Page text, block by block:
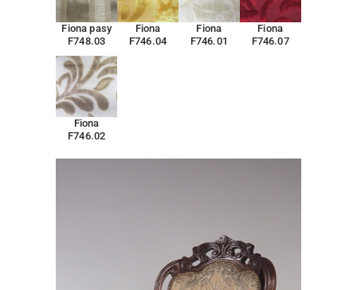
Fiona pasy
F748.03
Fiona
F746.04
Fiona
F746.01
Fiona
F746.07
Fiona
F746.02